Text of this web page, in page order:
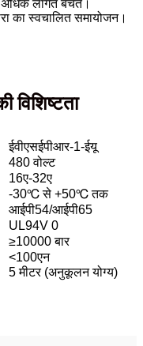
लागत बचत।
का स्वचालित समायोजन।
विशिष्टता
ईवीएसईपीआर-1-ईयू
480 वोल्ट
16ए-32ए
-30℃ से +50℃ तक
आईपी54/आईपी65
UL94V 0
≥10000 बार
<100एन
5 मीटर (अनुकूलन योग्य)